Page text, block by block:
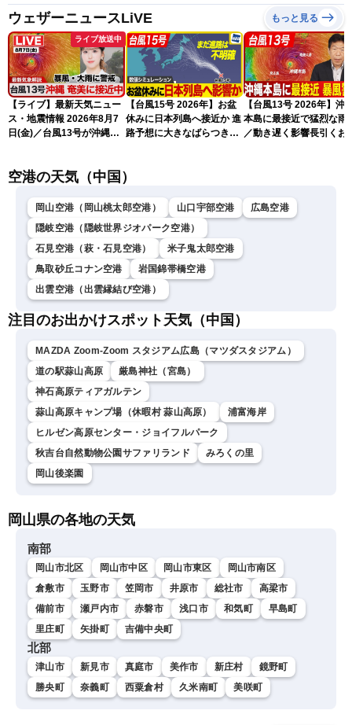
ウェザーニュースLiVE もっと見る
ライブ放送中
【ライブ】最新天気ニュー
ス・地震情報 2026年8月7
日(金)／台風13号が沖縄・
ュースLiVEアフタヌーン・
【台風15号 2026年】お盆
休みに日本列島へ接近か 進
路予想に大きなばらつき
【台風13号 2026年】沖
本島に最接近で猛烈な雨
／動き遅く影響長引くお
空港の天気（中国）
岡山空港（岡山桃太郎空港） 山口宇部空港
広島空港
隠岐空港（隠岐世界ジオパーク空港）
石見空港（萩・石見空港）
米子鬼太郎空港
鳥取砂丘コナン空港
岩国錦帯橋空港
出雲空港（出雲縁結び空港）
注目のお出かけスポット天気（中国）
MAZDA Zoom-Zoom スタジアム広島（マツダスタジアム）
道の駅蒜山高原
厳島神社（宮島）
神石高原ティアガルテン
蒜山高原キャンプ場（休暇村 蒜山高原）
浦富海岸
ヒルゼン高原センター・ジョイフルパーク
秋吉台自然動物公園サファリランド
みろくの里
岡山後楽園
岡山県の各地の天気
南部
岡山市北区 岡山市中区 岡山市東区
岡山市南区
倉敷市
玉野市 笠岡市 井原市 総社市
高梁市
備前市
瀬戸内市 赤磐市 浅口市 和気町
早島町
里庄町
矢掛町 吉備中央町
北部
津山市 新見市 真庭市 美作市 新庄村
鏡野町
勝央町
奈義町 西粟倉村 久米南町 美咲町